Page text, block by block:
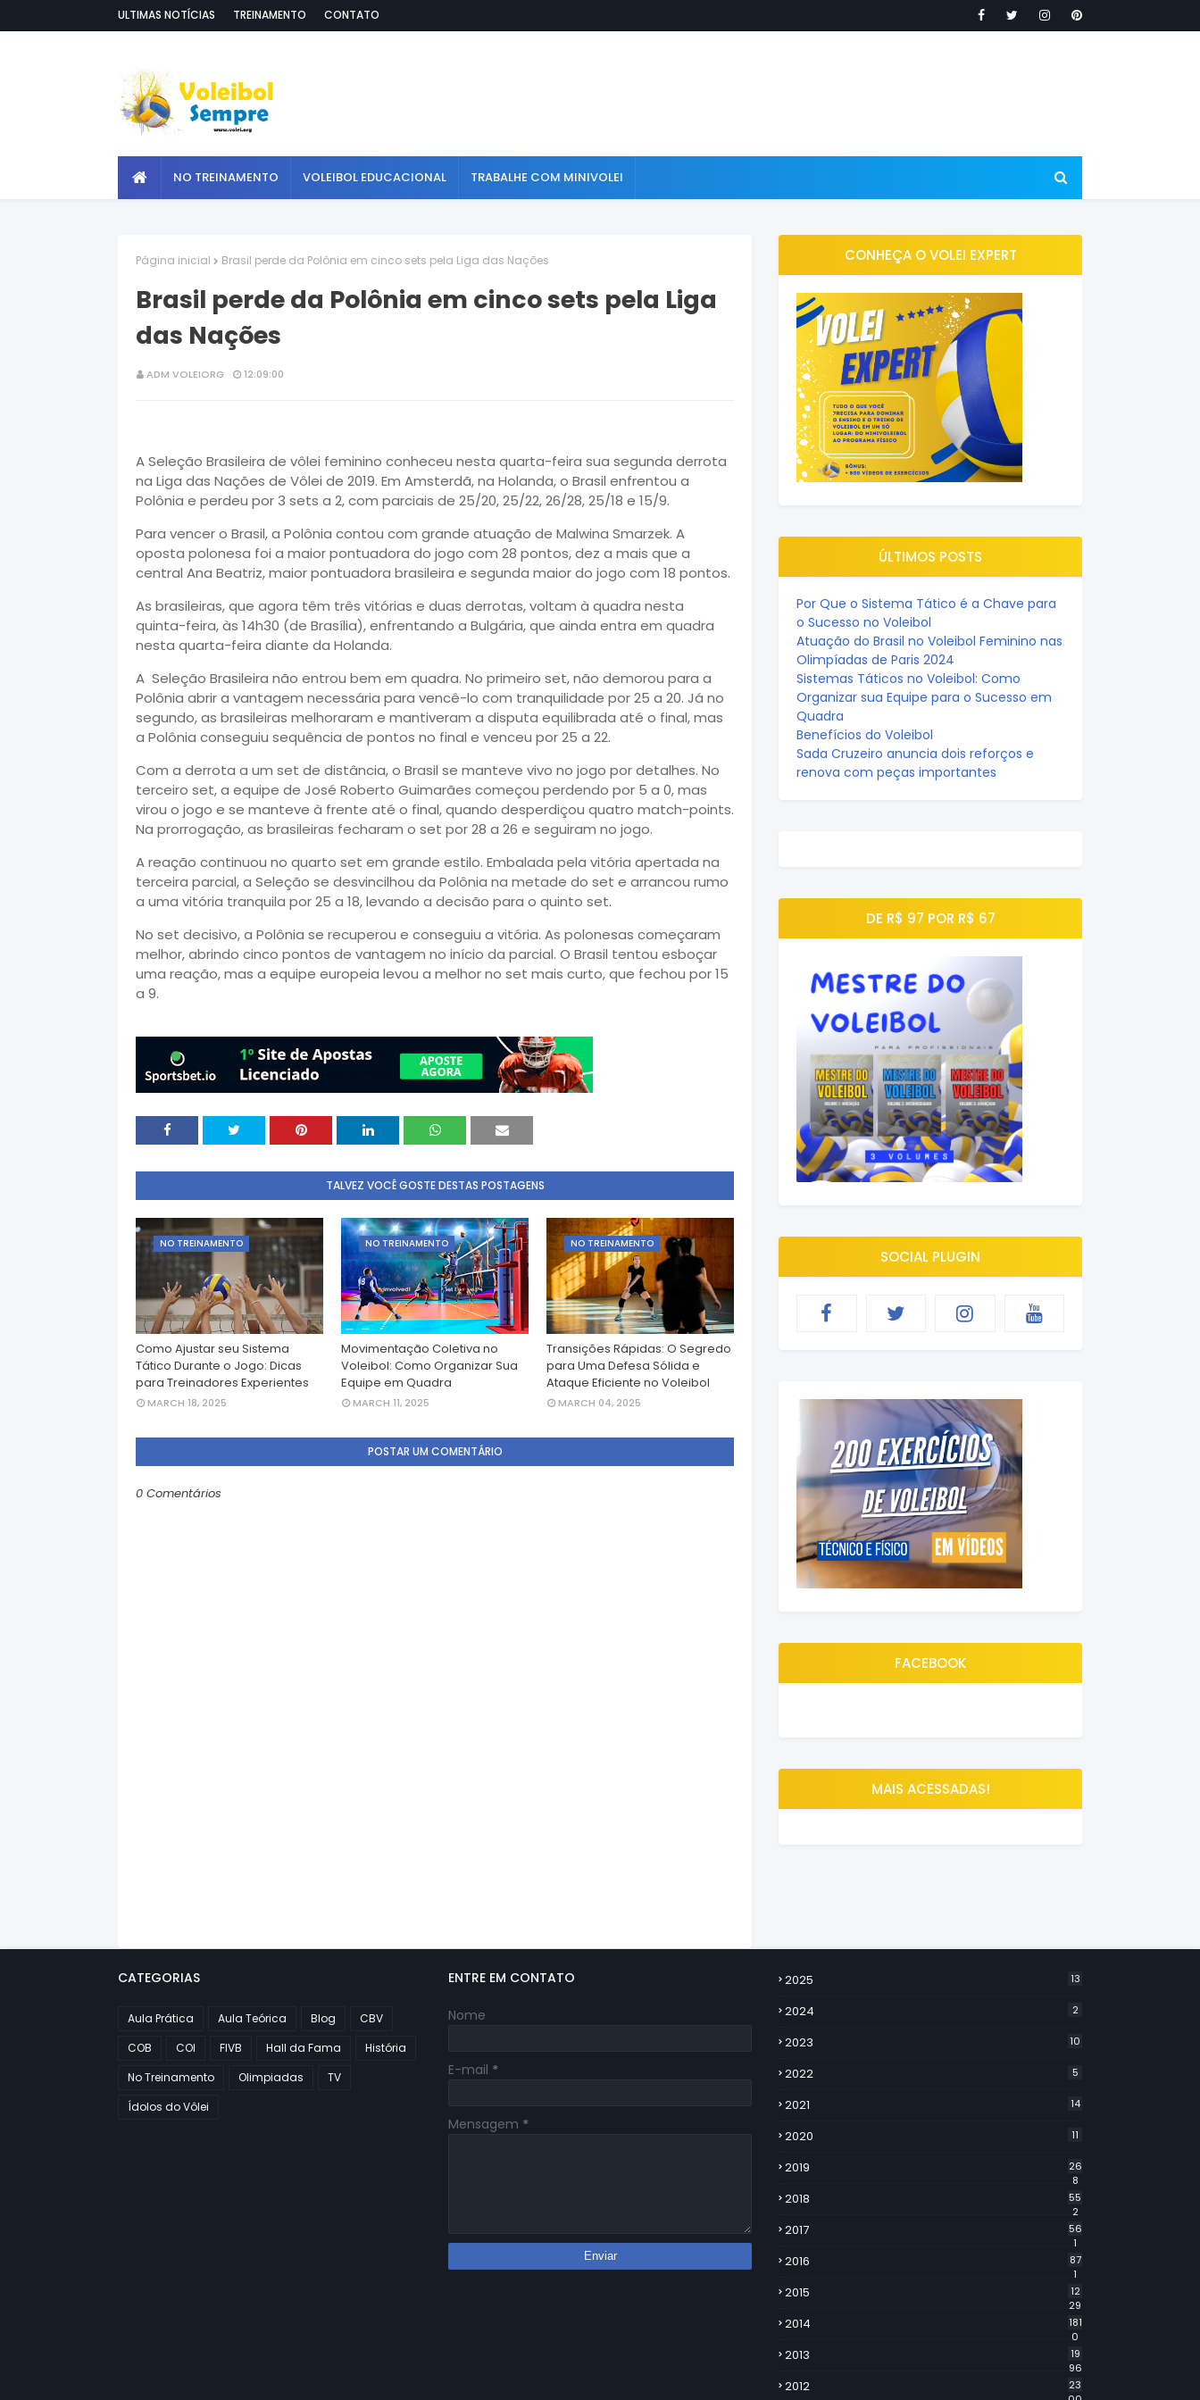
ULTIMAS NOTÍCIAS TREINAMENTO CONTATO
NO TREINAMENTO VOLEIBOL EDUCACIONAL TRABALHE COM MINIVOLEI
Página inicial Brasil perde da Polônia em cinco sets pela Liga das Nações
Brasil perde da Polônia em cinco sets pela Liga
das Nações
ADM VOLEIORG 12:09:00
A Seleção Brasileira de vôlei feminino conheceu nesta quarta-feira sua segunda derrota
na Liga das Nações de Vôlei de 2019. Em Amsterdã, na Holanda, o Brasil enfrentou a
Polônia e perdeu por 3 sets a 2, com parciais de 25/20, 25/22, 26/28, 25/18 e 15/9.
Para vencer o Brasil, a Polônia contou com grande atuação de Malwina Smarzek. A
oposta polonesa foi a maior pontuadora do jogo com 28 pontos, dez a mais que a
central Ana Beatriz, maior pontuadora brasileira e segunda maior do jogo com 18 pontos.
As brasileiras, que agora têm três vitórias e duas derrotas, voltam à quadra nesta
quinta-feira, às 14h30 (de Brasília), enfrentando a Bulgária, que ainda entra em quadra
nesta quarta-feira diante da Holanda.
A Seleção Brasileira não entrou bem em quadra. No primeiro set, não demorou para a
Polônia abrir a vantagem necessária para vencê-lo com tranquilidade por 25 a 20. Já no
segundo, as brasileiras melhoraram e mantiveram a disputa equilibrada até o final, mas
a Polônia conseguiu sequência de pontos no final e venceu por 25 a 22.
Com a derrota a um set de distância, o Brasil se manteve vivo no jogo por detalhes. No
terceiro set, a equipe de José Roberto Guimarães começou perdendo por 5 a 0, mas
virou o jogo e se manteve à frente até o final, quando desperdiçou quatro match-points.
Na prorrogação, as brasileiras fecharam o set por 28 a 26 e seguiram no jogo.
A reação continuou no quarto set em grande estilo. Embalada pela vitória apertada na
terceira parcial, a Seleção se desvincilhou da Polônia na metade do set e arrancou rumo
a uma vitória tranquila por 25 a 18, levando a decisão para o quinto set.
No set decisivo, a Polônia se recuperou e conseguiu a vitória. As polonesas começaram
melhor, abrindo cinco pontos de vantagem no início da parcial. O Brasil tentou esboçar
uma reação, mas a equipe europeia levou a melhor no set mais curto, que fechou por 15
a 9.
TALVEZ VOCÊ GOSTE DESTAS POSTAGENS
NO TREINAMENTO
Como Ajustar seu Sistema
Tático Durante o Jogo: Dicas
para Treinadores Experientes
MARCH 18, 2025
NO TREINAMENTO
Movimentação Coletiva no
Voleibol: Como Organizar Sua
Equipe em Quadra
MARCH 11, 2025
NO TREINAMENTO
Transições Rápidas: O Segredo
para Uma Defesa Sólida e
Ataque Eficiente no Voleibol
MARCH 04, 2025
POSTAR UM COMENTÁRIO
0 Comentários
CONHEÇA O VOLEI EXPERT
ÚLTIMOS POSTS
Por Que o Sistema Tático é a Chave para
o Sucesso no Voleibol
Atuação do Brasil no Voleibol Feminino nas
Olimpíadas de Paris 2024
Sistemas Táticos no Voleibol: Como
Organizar sua Equipe para o Sucesso em
Quadra
Benefícios do Voleibol
Sada Cruzeiro anuncia dois reforços e
renova com peças importantes
DE R$ 97 POR R$ 67
SOCIAL PLUGIN
FACEBOOK
MAIS ACESSADAS!
CATEGORIAS
Aula Prática Aula Teórica Blog
CBV
COB
COI FIVB Hall da Fama
História
No Treinamento
Olimpiadas
TV
Ídolos do Vôlei
ENTRE EM CONTATO
Nome
E-mail *
Mensagem *
2025 13
2024 2
2023 10
2022 5
2021 14
2020 11
2019
26
8
2018
55
2
2017
56
1
2016
87
1
2015
12
29
2014
181
0
2013
19
96
2012
23